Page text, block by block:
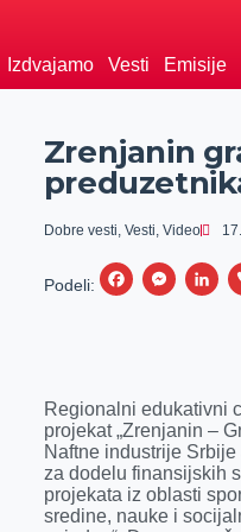
Izdvajamo Vesti Emisije
Zrenjanin
Dobre vesti, Vesti, Video
Podeli:
F
b
o
o
k
M
e
n
g
e
L
e
d
I
n
Regionalni edukativni
projekat „Zrenjanin –
Naftne industrije
za dodelu finansijskih
projekata iz oblasti
sredine, nauke i